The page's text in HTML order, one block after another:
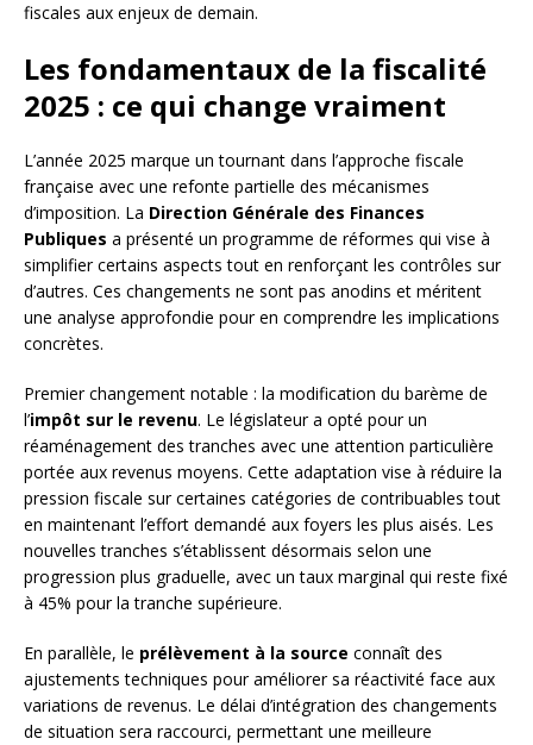
fiscales aux enjeux de demain.
Les fondamentaux de la fiscalité
2025 : ce qui change vraiment
L’année 2025 marque un tournant dans l’approche fiscale
française avec une refonte partielle des mécanismes
d’imposition. La Direction Générale des Finances
Publiques a présenté un programme de réformes qui vise à
simplifier certains aspects tout en renforçant les contrôles sur
d’autres. Ces changements ne sont pas anodins et méritent
une analyse approfondie pour en comprendre les implications
concrètes.
Premier changement notable : la modification du barème de
l’impôt sur le revenu. Le législateur a opté pour un
réaménagement des tranches avec une attention particulière
portée aux revenus moyens. Cette adaptation vise à réduire la
pression fiscale sur certaines catégories de contribuables tout
en maintenant l’effort demandé aux foyers les plus aisés. Les
nouvelles tranches s’établissent désormais selon une
progression plus graduelle, avec un taux marginal qui reste fixé
à 45% pour la tranche supérieure.
En parallèle, le prélèvement à la source connaît des
ajustements techniques pour améliorer sa réactivité face aux
variations de revenus. Le délai d’intégration des changements
de situation sera raccourci, permettant une meilleure